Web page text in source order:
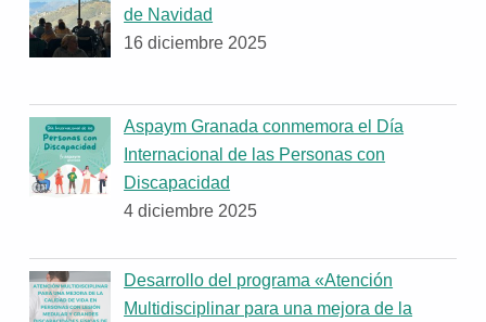
de Navidad
16 diciembre 2025
Aspaym Granada conmemora el Día
Internacional de las Personas con
Discapacidad
4 diciembre 2025
Desarrollo del programa «Atención
Multidisciplinar para una mejora de la